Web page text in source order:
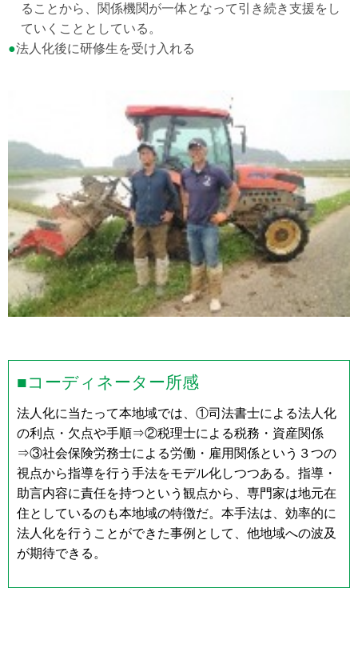
ることから、関係機関が一体となって引き続き支援をし
ていくこととしている。
●法人化後に研修生を受け入れる
■コーディネーター所感
法人化に当たって本地域では、①司法書士による法人化
の利点・欠点や手順⇒②税理士による税務・資産関係
⇒③社会保険労務士による労働・雇用関係という３つの
視点から指導を行う手法をモデル化しつつある。指導・
助言内容に責任を持つという観点から、専門家は地元在
住としているのも本地域の特徴だ。本手法は、効率的に
法人化を行うことができた事例として、他地域への波及
が期待できる。